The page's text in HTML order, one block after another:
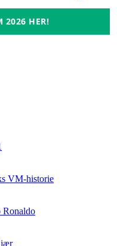
2026 HER!
VM-historie
Ronaldo